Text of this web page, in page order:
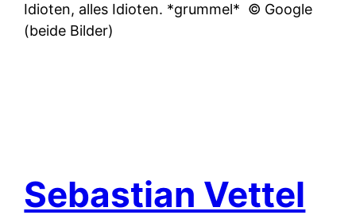
Idioten, alles Idioten. *grummel* © Google
(beide Bilder)
Sebastian Vettel